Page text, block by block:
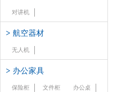
对讲机
> 航空器材
无人机
> 办公家具
保险柜 文件柜
办公桌